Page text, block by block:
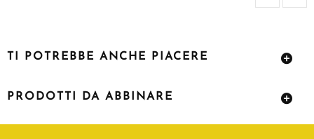
TI POTREBBE ANCHE PIACERE
PRODOTTI DA ABBINARE